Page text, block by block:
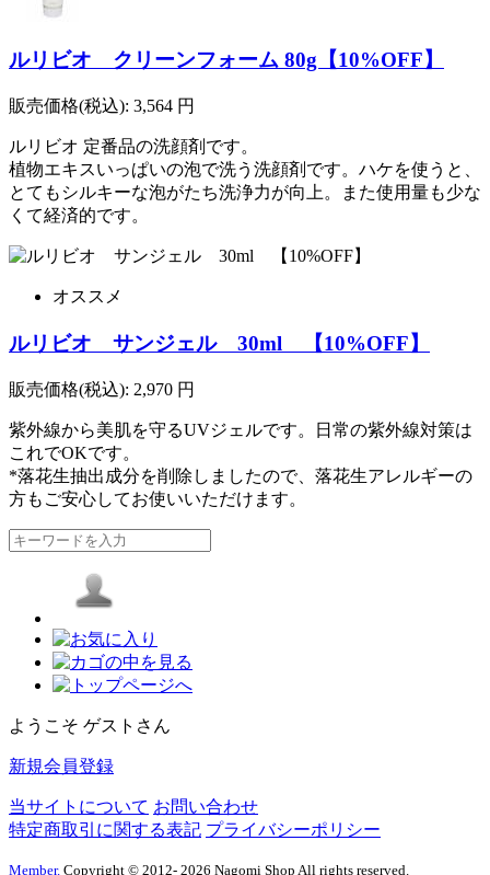
ルリビオ クリーンフォーム 80g【10%OFF】
販売価格(税込): 3,564 円
ルリビオ 定番品の洗顔剤です。
植物エキスいっぱいの泡で洗う洗顔剤です。ハケを使うと、
とてもシルキーな泡がたち洗浄力が向上。また使用量も少な
くて経済的です。
オススメ
ルリビオ サンジェル 30ml 【10%OFF】
販売価格(税込): 2,970 円
紫外線から美肌を守るUVジェルです。日常の紫外線対策は
これでOKです。
*落花生抽出成分を削除しましたので、落花生アレルギーの
方もご安心してお使いいただけます。
ようこそ ゲストさん
新規会員登録
当サイトについて お問い合わせ
特定商取引に関する表記 プライバシーポリシー
Member. Copyright © 2012- 2026 Nagomi Shop All rights reserved.